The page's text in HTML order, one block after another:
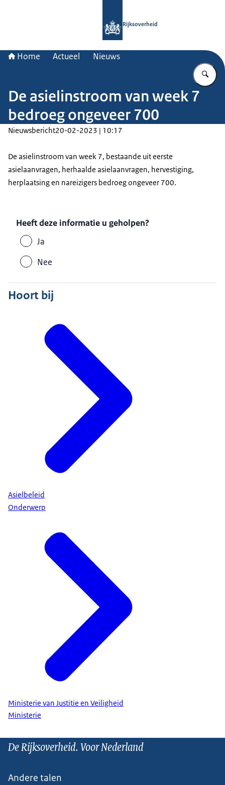
Rijksoverheid
Home Actueel Nieuws
De asielinstroom van week 7
bedroeg ongeveer 700
Nieuwsbericht20-02-2023 | 10:17
De asielinstroom van week 7, bestaande uit eerste
asielaanvragen, herhaalde asielaanvragen, hervestiging,
herplaatsing en nareizigers bedroeg ongeveer 700.
Heeft deze informatie u geholpen?
Ja
Nee
Hoort bij
Asielbeleid
Onderwerp
Ministerie van Justitie en Veiligheid
Ministerie
De Rijksoverheid. Voor Nederland
Andere talen